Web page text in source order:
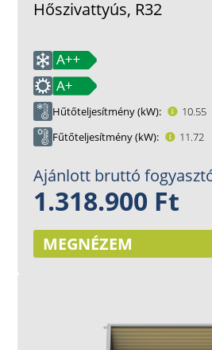
Hőszivattyús, R32
Hűtőteljesítmény (kW)
10.55
Fűtőteljesítmény (kW)
11.72
Ajánlott bruttó
1.318.900 Ft
MEGNÉZEM